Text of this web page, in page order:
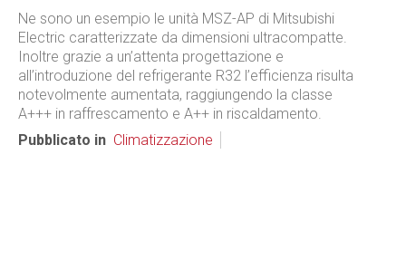
Ne sono un esempio le unità MSZ-AP di Mitsubishi
Electric caratterizzate da dimensioni ultracompatte.
Inoltre grazie a un’attenta progettazione e
all’introduzione del refrigerante R32 l’efficienza risulta
notevolmente aumentata, raggiungendo la classe
A+++ in raffrescamento e A++ in riscaldamento.
Pubblicato in Climatizzazione